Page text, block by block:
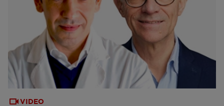
VIDEO